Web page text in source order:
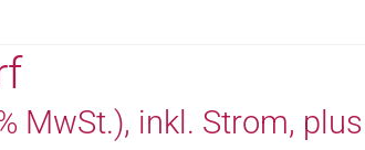
MwSt.), inkl. Strom,